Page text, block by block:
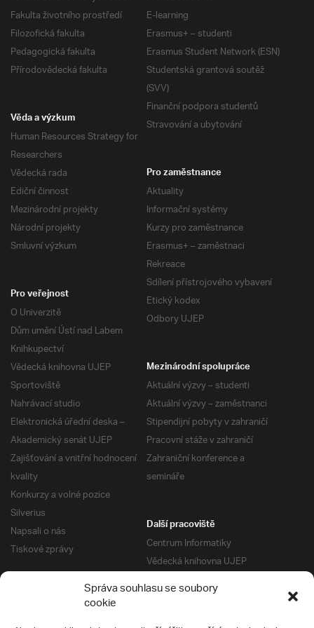
Správa souhlasu se soubory
cookie
Fakulta životního prostředí
Filozofická fakulta
Pedagogická fakulta
Přírodovědecká fakulta
E-learning
Erasmus+ – studenti
Erasmus Student Network (ESN)
Studentská grantová soutěž
(SVV)
Finanční podpora studentů
Stravování a ubytování
Věda a výzkum
Human Resources Strategy for
Researchers
Vědecká rada
Ediční činnost
Mezinárodní projekty
Národní projekty
Smluvní výzkum
Pro zaměstnance
Aktuality
Informační systémy
Kurzy pro zaměstnance
Erasmus+ – zaměstnaci
Rekreace
Sdílení přístrojového vybavení
Etický kodex
Odbory UJEP
Pro veřejnost
O Univerzitě
Dům umění Ústí nad Labem
Knihkupectví
Vědecká knihovna UJEP
Sportoviště
Nahrávací studio
Elektronická úřední deska –
Akademický senát UJEP
Zajišťování a vnitřní hodnocení
kvality
Konkurzy a volné pozice
Silverius
Napsali o nás
Tiskové zprávy
Mezinárodní spolupráce
Aktuální výzvy – studenti
Aktuální výzvy – zaměstnanci
Stipendijní pobyty v zahraničí
Pracovní stáže v zahraničí
Zahraniční konference a
semináře
Další pracoviště
Centrum Informatiky
Vědecká knihovna UJEP
Správa kolejí a menz
Univerzitní centrum podpory